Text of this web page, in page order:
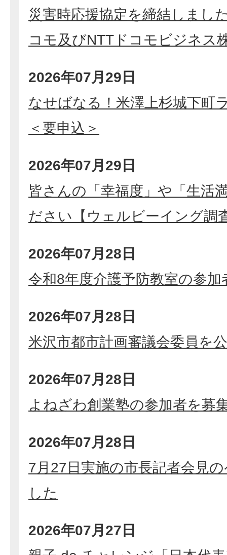
災害時応援協定を締結しまし
コモ及びNTTドコモビジネス
2026年07月29日
なせばなる！米澤上杉城下町
＜要申込＞
2026年07月29日
皆さんの「幸福度」や「生活
ださい【ウェルビーイング調
2026年07月28日
令和8年度介護予防教室の参
2026年07月28日
米沢市都市計画審議会委員を
2026年07月28日
よねざわ創業塾の参加者を募
2026年07月28日
7月27日実施の市長記者会見
した
2026年07月27日